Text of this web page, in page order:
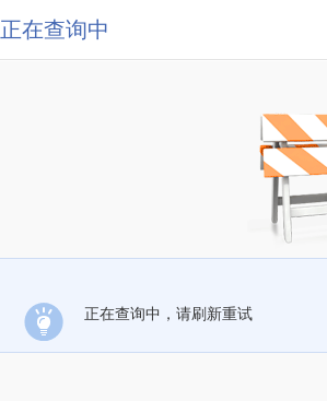
正在查询中
正在查询中，请刷新重试